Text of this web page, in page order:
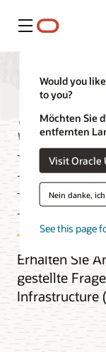
Menü
Would you
to you?
Möchten Sie
entfernten
Visit Oracle
Nein danke,
See this page
Häufig
Fragen
Erhalten Sie
gestellte
Infrastructure